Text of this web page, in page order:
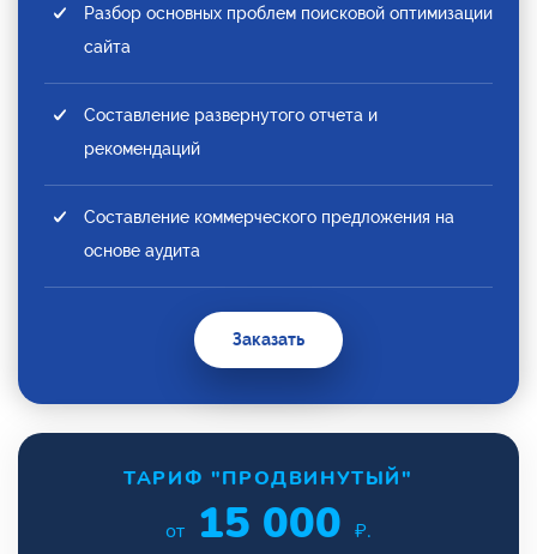
Разбор основных проблем поисковой оптимизации
сайта
Составление развернутого отчета и
рекомендаций
Составление коммерческого предложения на
основе аудита
Заказать
ТАРИФ "ПРОДВИНУТЫЙ"
от 15 000 ₽.